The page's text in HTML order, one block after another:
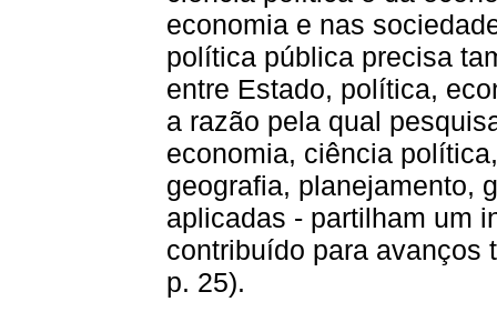
economia e nas
política pública precisa
entre Estado, política,
a razão pela qual
economia, ciência
geografia, planejamento,
aplicadas - partilham um
contribuído para avanços
p. 25).